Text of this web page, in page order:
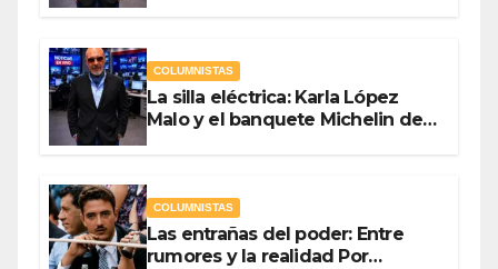
COLUMNISTAS
La silla eléctrica: Karla López
Malo y el banquete Michelin del
COLUMNISTAS
Las entrañas del poder: Entre
rumores y la realidad Por